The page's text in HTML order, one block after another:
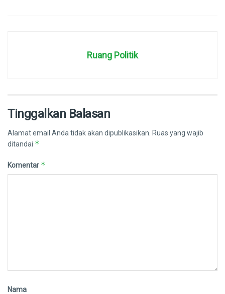
Ruang Politik
Tinggalkan Balasan
Alamat email Anda tidak akan dipublikasikan. Ruas yang wajib
ditandai *
Komentar *
Nama